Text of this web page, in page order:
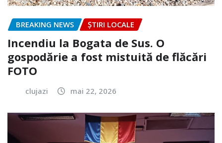
BREAKING NEWS ȘTIRI LOCALE
Incendiu la Bogata de Sus. O
gospodărie a fost mistuită de flăcări
FOTO
clujazi mai 22, 2026